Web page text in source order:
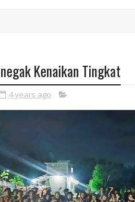
Kenaikan Tingkat
4 years ago